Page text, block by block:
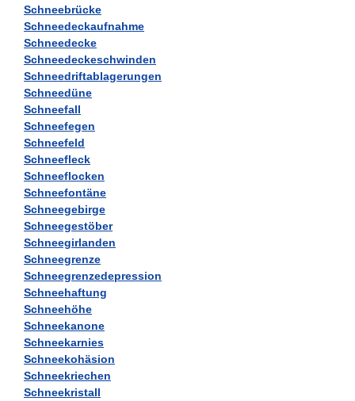
Schneebrücke
Schneedeckaufnahme
Schneedecke
Schneedeckeschwinden
Schneedriftablagerungen
Schneedüne
Schneefall
Schneefegen
Schneefeld
Schneefleck
Schneeflocken
Schneefontäne
Schneegebirge
Schneegestöber
Schneegirlanden
Schneegrenze
Schneegrenzedepression
Schneehaftung
Schneehöhe
Schneekanone
Schneekarnies
Schneekohäsion
Schneekriechen
Schneekristall